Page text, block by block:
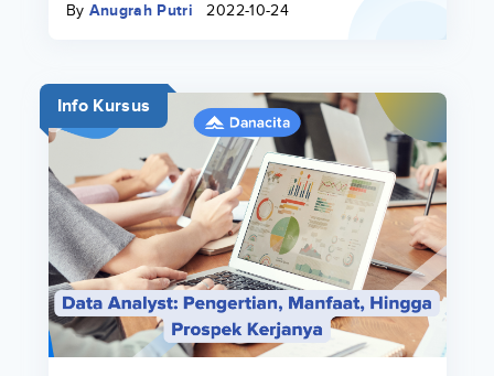
By Anugrah Putri 2022-10-24
Info Kursus